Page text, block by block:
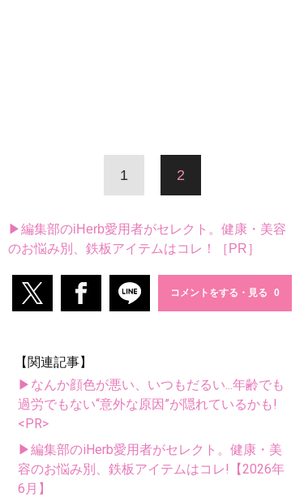
1 2
▶編集部のiHerb愛用者がセレクト。健康・美容
のお悩み別、鉄板アイテムはコレ！［PR］
コメントをする・見る
【関連記事】
▶なんか顔色が悪い、いつもだるい...年齢でも
過労でもない“意外な原因”が隠れているかも!
<PR>
▶編集部のiHerb愛用者がセレクト。健康・美
容のお悩み別、鉄板アイテムはコレ!【2026年
6月】